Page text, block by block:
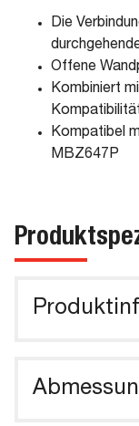
Die
Offene
Kombiniert
Kompatibel
MBZ647P